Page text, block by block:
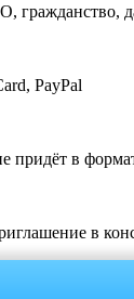
гражданство,
PayPal
придёт в
в